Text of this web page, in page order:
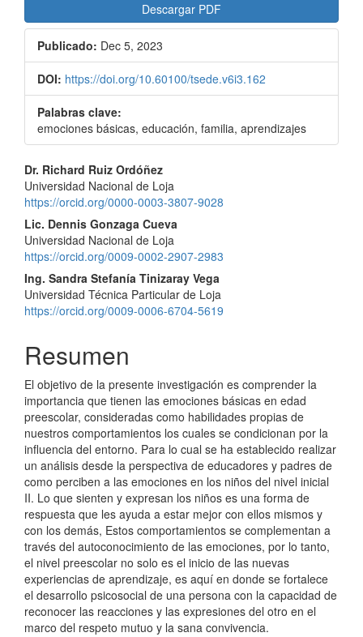
Descargar PDF
Publicado: Dec 5, 2023
DOI: https://doi.org/10.60100/tsede.v6i3.162
Palabras clave:
emociones básicas, educación, familia, aprendizajes
Contenido
principal
del
artículo
Dr. Richard Ruiz Ordóñez
Universidad Nacional de Loja
https://orcid.org/0000-0003-3807-9028
Lic. Dennis Gonzaga Cueva
Universidad Nacional de Loja
https://orcid.org/0009-0002-2907-2983
Ing. Sandra Stefanía Tinizaray Vega
Universidad Técnica Particular de Loja
https://orcid.org/0009-0006-6704-5619
Resumen
El objetivo de la presente investigación es comprender la
importancia que tienen las emociones básicas en edad
preescolar, consideradas como habilidades propias de
nuestros comportamientos los cuales se condicionan por la
influencia del entorno. Para lo cual se ha establecido realizar
un análisis desde la perspectiva de educadores y padres de
como perciben a las emociones en los niños del nivel inicial
II. Lo que sienten y expresan los niños es una forma de
respuesta que les ayuda a estar mejor con ellos mismos y
con los demás, Estos comportamientos se complementan a
través del autoconocimiento de las emociones, por lo tanto,
el nivel preescolar no solo es el inicio de las nuevas
experiencias de aprendizaje, es aquí en donde se fortalece
el desarrollo psicosocial de una persona con la capacidad de
reconocer las reacciones y las expresiones del otro en el
marco del respeto mutuo y la sana convivencia.